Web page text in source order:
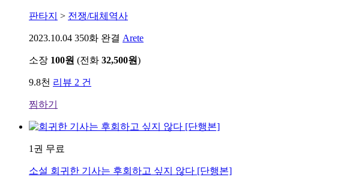
판타지 > 전쟁/대체역사
2023.10.04 350화 완결 Arete
소장 100원 (전화 32,500원)
9.8천 리뷰 2 건
찜하기
1권 무료
소설 회귀한 기사는 후회하고 싶지 않다 [단행본]